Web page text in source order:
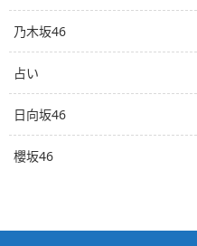
乃木坂46
占い
日向坂46
櫻坂46